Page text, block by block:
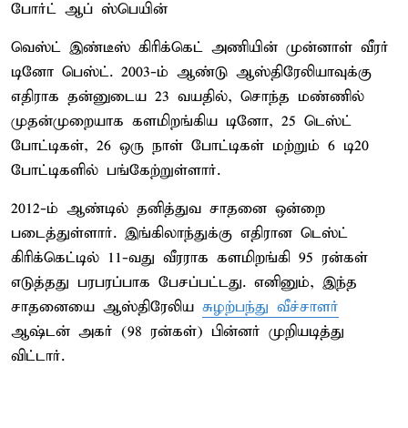
போர்ட் ஆப் ஸ்பெயின்
வெஸ்ட் இண்டீஸ் கிரிக்கெட் அணியின் முன்னாள் வீரர்
டினோ பெஸ்ட். 2003-ம் ஆண்டு ஆஸ்திரேலியாவுக்கு
எதிராக தன்னுடைய 23 வயதில், சொந்த மண்ணில்
முதன்முறையாக களமிறங்கிய டினோ, 25 டெஸ்ட்
போட்டிகள், 26 ஒரு நாள் போட்டிகள் மற்றும் 6 டி20
போட்டிகளில் பங்கேற்றுள்ளார்.
2012-ம் ஆண்டில் தனித்துவ சாதனை ஒன்றை
படைத்துள்ளார். இங்கிலாந்துக்கு எதிரான டெஸ்ட்
கிரிக்கெட்டில் 11-வது வீரராக களமிறங்கி 95 ரன்கள்
எடுத்தது பரபரப்பாக பேசப்பட்டது. எனினும், இந்த
சாதனையை ஆஸ்திரேலிய சுழற்பந்து வீச்சாளர்
ஆஷ்டன் அகர் (98 ரன்கள்) பின்னர் முறியடித்து
விட்டார்.